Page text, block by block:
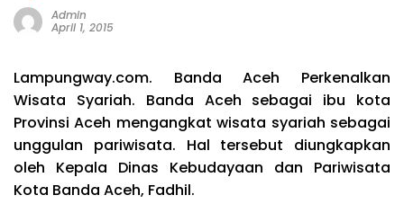
Admin
April 1, 2015
Lampungway.com. Banda Aceh Perkenalkan
Wisata Syariah. Banda Aceh sebagai ibu kota
Provinsi Aceh mengangkat wisata syariah sebagai
unggulan pariwisata. Hal tersebut diungkapkan
oleh Kepala Dinas Kebudayaan dan Pariwisata
Kota Banda Aceh, Fadhil.